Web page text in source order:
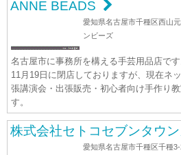
ANNE BEADS
愛知県名古屋市千種区西山
ンビーズ
名古屋市に事務所を構える手芸用品店で
11月19日に閉店しておりますが、現在ネ
張講演会・出張販売・初心者向け手作り
す。
株式会社セトコセブンタウ
愛知県名古屋市千種区千種